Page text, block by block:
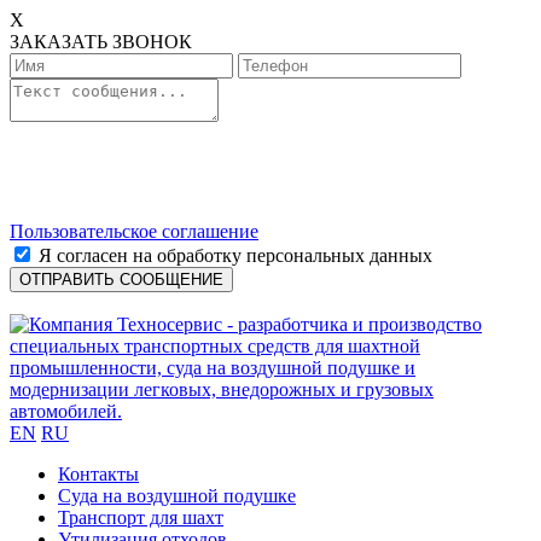
X
ЗАКАЗАТЬ ЗВОНОК
Пользовательское соглашение
Я согласен на обработку персональных данных
EN RU
Контакты
Cуда на воздушной подушке
Транспорт для шахт